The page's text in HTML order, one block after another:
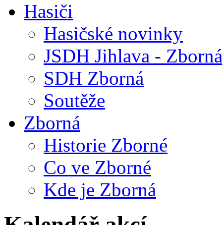
Hasiči
Hasičské novinky
JSDH Jihlava - Zborná
SDH Zborná
Soutěže
Zborná
Historie Zborné
Co ve Zborné
Kde je Zborná